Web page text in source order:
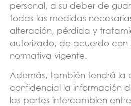
personal, a su deber de
todas las medidas
alteración, pérdida y
autorizado, de acuerdo con
normativa vigente.
Además, también tendrá la
confidencial la información
las partes intercambien